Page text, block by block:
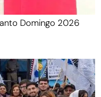
Domingo 2026